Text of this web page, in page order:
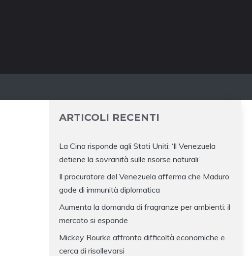
ARTICOLI RECENTI
La Cina risponde agli Stati Uniti: ‘Il Venezuela
detiene la sovranità sulle risorse naturali’
Il procuratore del Venezuela afferma che Maduro
gode di immunità diplomatica
Aumenta la domanda di fragranze per ambienti: il
mercato si espande
Mickey Rourke affronta difficoltà economiche e
cerca di risollevarsi